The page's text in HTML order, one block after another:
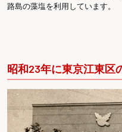
路島の藻塩を利用しています。
昭和23年に東京江東区